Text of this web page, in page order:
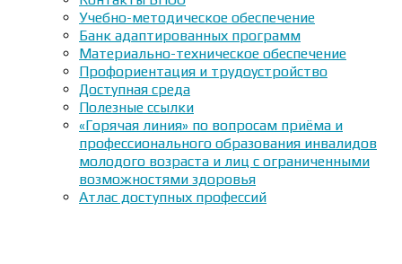
Учебно-методическое обеспечение
Банк адаптированных программ
Материально-техническое обеспечение
Профориентация и трудоустройство
Доступная среда
Полезные ссылки
«Горячая линия» по вопросам приёма и
профессионального образования инвалидов
молодого возраста и лиц с ограниченными
возможностями здоровья
Атлас доступных профессий